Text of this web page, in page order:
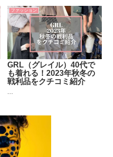
ファッション
GRL（グレイル）40代で
も着れる！2023年秋冬の
戦利品をクチコミ紹介
...